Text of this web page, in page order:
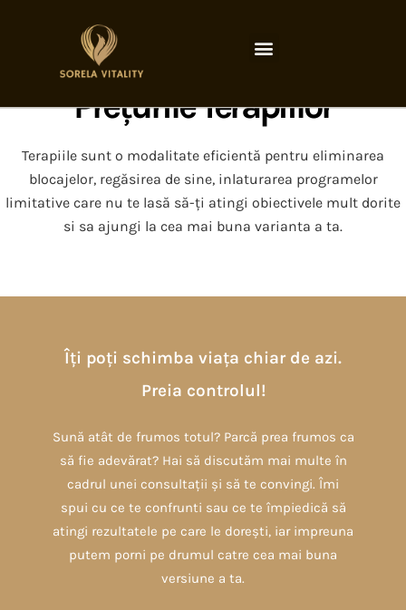
Prețurile Terapiilor
Terapiile sunt o modalitate eficientă pentru eliminarea
blocajelor, regăsirea de sine, inlaturarea programelor
limitative care nu te lasă să-ți atingi obiectivele mult dorite
si sa ajungi la cea mai buna varianta a ta.
Îți poți schimba viața chiar de azi.
Preia controlul!
Sună atât de frumos totul? Parcă prea frumos ca
să fie adevărat? Hai să discutăm mai multe în
cadrul unei consultații și să te convingi. Îmi
spui cu ce te confrunti sau ce te împiedică să
atingi rezultatele pe care le dorești, iar impreuna
putem porni pe drumul catre cea mai buna
versiune a ta.